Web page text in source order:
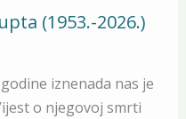
(1953.-2026.)
iznenada nas je
o njegovoj smrti